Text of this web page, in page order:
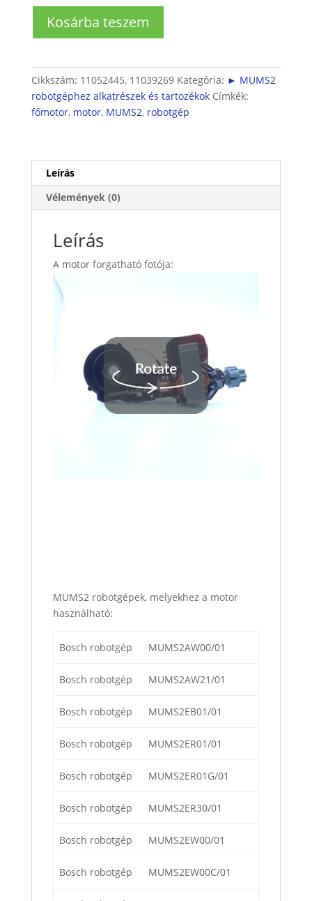
robotgéphez
mennyiség
Kosárba teszem
Cikkszám: 11052445, 11039269 Kategória: ► MUMS2
robotgéphez alkatrészek és tartozékok Címkék:
főmotor, motor, MUMS2, robotgép
Leírás
Vélemények (0)
Leírás
A motor forgatható fotója:
MUMS2 robotgépek, melyekhez a motor
használható:
Bosch robotgép MUMS2AW00/01
Bosch robotgép MUMS2AW21/01
Bosch robotgép MUMS2EB01/01
Bosch robotgép MUMS2ER01/01
Bosch robotgép MUMS2ER01G/01
Bosch robotgép MUMS2ER30/01
Bosch robotgép MUMS2EW00/01
Bosch robotgép MUMS2EW00C/01